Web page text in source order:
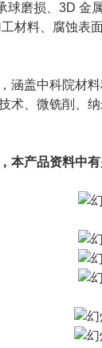
球磨损、3D 金
材料、腐蚀表
涵盖中科院材
术、微铣削、
本产品资料中